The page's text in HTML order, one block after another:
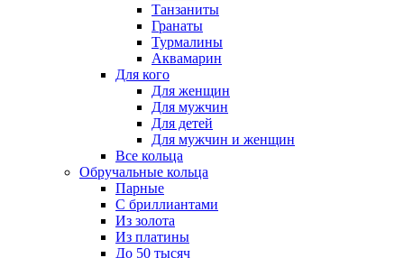
Танзаниты
Гранаты
Турмалины
Аквамарин
Для кого
Для женщин
Для мужчин
Для детей
Для мужчин и женщин
Все кольца
Обручальные кольца
Парные
С бриллиантами
Из золота
Из платины
До 50 тысяч